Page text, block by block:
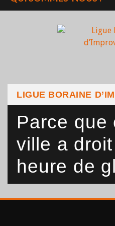
LIGUE BORAINE
Parce que
ville a
heure de